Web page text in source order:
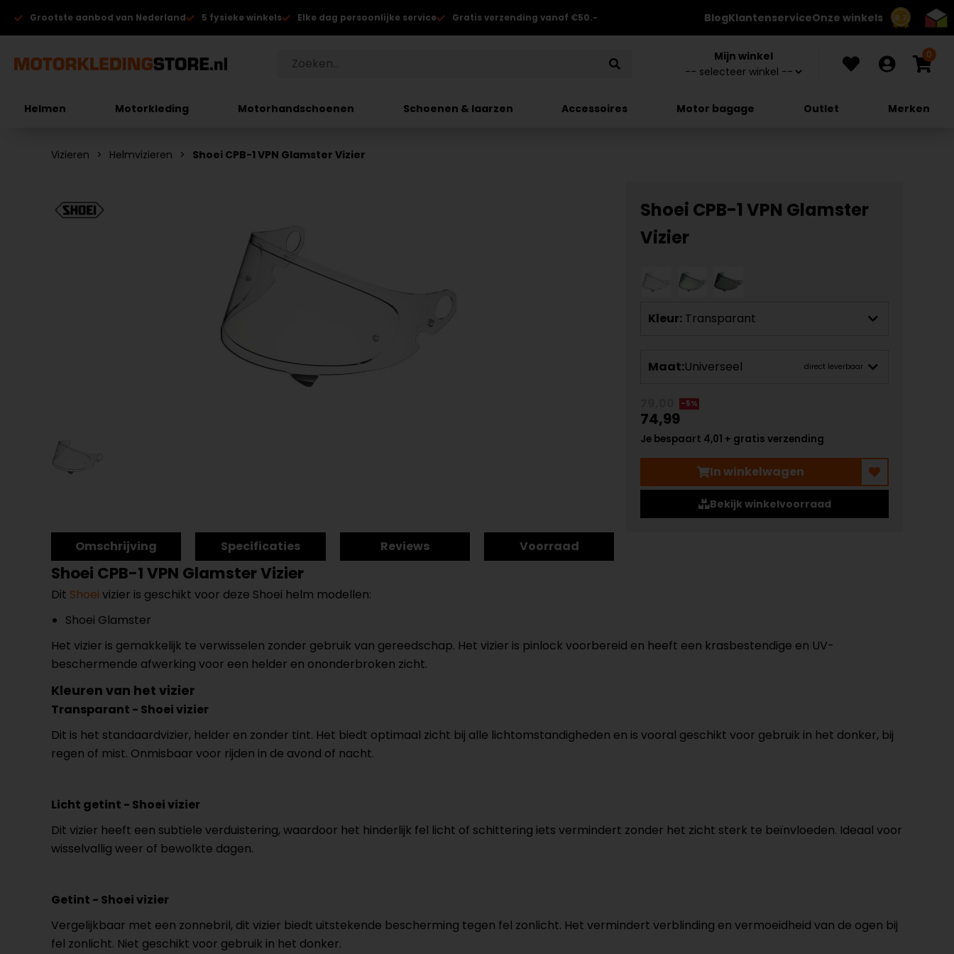
8.7
Grootste aanbod van Nederland 5 fysieke winkels Elke dag persoonlijke service Gratis verzending vanaf €50.- BlogKlantenserviceOnze winkels
Mijn winkel 0
Helmen Motorkleding Motorhandschoenen Schoenen & laarzen Accessoires Motor bagage Outlet Merken
Vizieren Helmvizieren Shoei CPB-1 VPN Glamster Vizier
Shoei CPB-1 VPN Glamster
Vizier
Kleur: Transparant
Maat:Universeel direct leverbaar
-5%
74,99
Je bespaart 4,01 + gratis verzending
In winkelwagen
Bekijk winkelvoorraad
Omschrijving Specificaties Reviews Voorraad
Shoei CPB-1 VPN Glamster Vizier
Dit Shoei vizier is geschikt voor deze Shoei helm modellen:
Shoei Glamster
Het vizier is gemakkelijk te verwisselen zonder gebruik van gereedschap. Het vizier is pinlock voorbereid en heeft een krasbestendige en UV-
beschermende afwerking voor een helder en ononderbroken zicht.
Kleuren van het vizier
Transparant - Shoei vizier
Dit is het standaardvizier, helder en zonder tint. Het biedt optimaal zicht bij alle lichtomstandigheden en is vooral geschikt voor gebruik in het donker, bij
regen of mist. Onmisbaar voor rijden in de avond of nacht.
Licht getint - Shoei vizier
Dit vizier heeft een subtiele verduistering, waardoor het hinderlijk fel licht of schittering iets vermindert zonder het zicht sterk te beïnvloeden. Ideaal voor
wisselvallig weer of bewolkte dagen.
Getint - Shoei vizier
Vergelijkbaar met een zonnebril, dit vizier biedt uitstekende bescherming tegen fel zonlicht. Het vermindert verblinding en vermoeidheid van de ogen bij
fel zonlicht. Niet geschikt voor gebruik in het donker.